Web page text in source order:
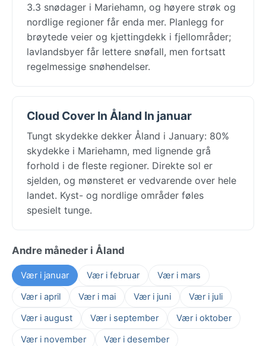
3.3 snødager i Mariehamn, og høyere strøk og
nordlige regioner får enda mer. Planlegg for
brøytede veier og kjettingdekk i fjellområder;
lavlandsbyer får lettere snøfall, men fortsatt
regelmessige snøhendelser.
Cloud Cover In Åland In januar
Tungt skydekke dekker Åland i January: 80%
skydekke i Mariehamn, med lignende grå
forhold i de fleste regioner. Direkte sol er
sjelden, og mønsteret er vedvarende over hele
landet. Kyst- og nordlige områder føles
spesielt tunge.
Andre måneder i Åland
Vær i januar Vær i februar
Vær i mars
Vær i april
Vær i mai Vær i juni
Vær i juli
Vær i august
Vær i september
Vær i oktober
Vær i november
Vær i desember